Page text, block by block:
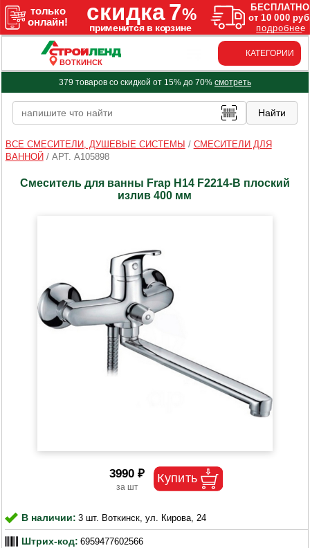
ВОТКИНСК
КАТЕГОРИИ
379 товаров со скидкой от 15% до 70% смотреть
ВСЕ СМЕСИТЕЛИ, ДУШЕВЫЕ СИСТЕМЫ / СМЕСИТЕЛИ ДЛЯ
ВАННОЙ / АРТ. A105898
Смеситель для ванны Frap H14 F2214-B плоский
излив 400 мм
3990 ₽
В наличии: 3 шт. Воткинск, ул. Кирова, 24
Штрих-код: 6959477602566